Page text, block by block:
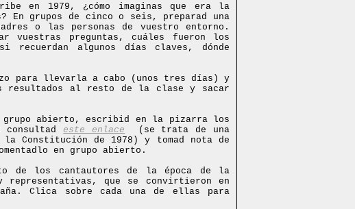
en 1979, ¿cómo imaginas que era la
grupos de cinco o seis, preparad una
o las personas de vuestro entorno.
vuestras preguntas, cuáles fueron los
recuerdan algunos días claves, dónde
para llevarla a cabo (unos tres días) y
resultados al resto de la clase y sacar
grupo abierto, escribid en la pizarra los
consultad este enlace (se trata de una
la Constitución de 1978) y tomad nota de
en grupo abierto.
de los cantautores de la época de la
representativas, que se convirtieron en
Clica sobre cada una de ellas para